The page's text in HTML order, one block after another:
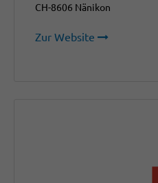
CH-8606 Nänikon
Zur Website